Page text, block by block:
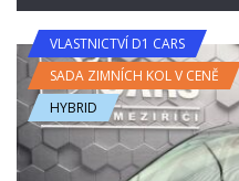
VLASTNICTVÍ D1 CARS
SADA ZIMNÍCH KOL V CENĚ
HYBRID